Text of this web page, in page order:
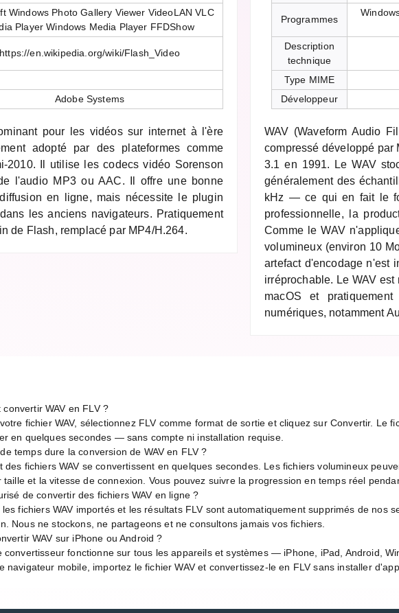
Windows Photo Gallery Viewer VideoLAN VLC
Player Windows Media Player FFDShow
https://en.wikipedia.org/wiki/Flash_Video
Adobe Systems
pour les vidéos sur internet à l'ère
adopté par des plateformes comme
2010. Il utilise les codecs vidéo Sorenson
l'audio MP3 ou AAC. Il offre une bonne
en ligne, mais nécessite le plugin
les anciens navigateurs. Pratiquement
de Flash, remplacé par MP4/H.264.
Programmes
Description
technique
Type MIME
Développeur
WAV (Waveform Audio
compressé développé par
3.1 en 1991. Le WAV
généralement des
kHz — ce qui en fait le
professionnelle, la
Comme le WAV
volumineux (environ 10
artefact d'encodage n'est
irréprochable. Le WAV
macOS et
numériques, notamment
convertir WAV en FLV ?
fichier WAV, sélectionnez FLV comme format de sortie et cliquez sur Convertir. Le
en quelques secondes — sans compte ni installation requise.
temps dure la conversion de WAV en FLV ?
des fichiers WAV se convertissent en quelques secondes. Les fichiers volumineux
taille et la vitesse de connexion. Vous pouvez suivre la progression en temps réel
de convertir des fichiers WAV en ligne ?
les fichiers WAV importés et les résultats FLV sont automatiquement supprimés de nos
Nous ne stockons, ne partageons et ne consultons jamais vos fichiers.
WAV sur iPhone ou Android ?
convertisseur fonctionne sur tous les appareils et systèmes — iPhone, iPad, Android,
navigateur mobile, importez le fichier WAV et convertissez-le en FLV sans installer